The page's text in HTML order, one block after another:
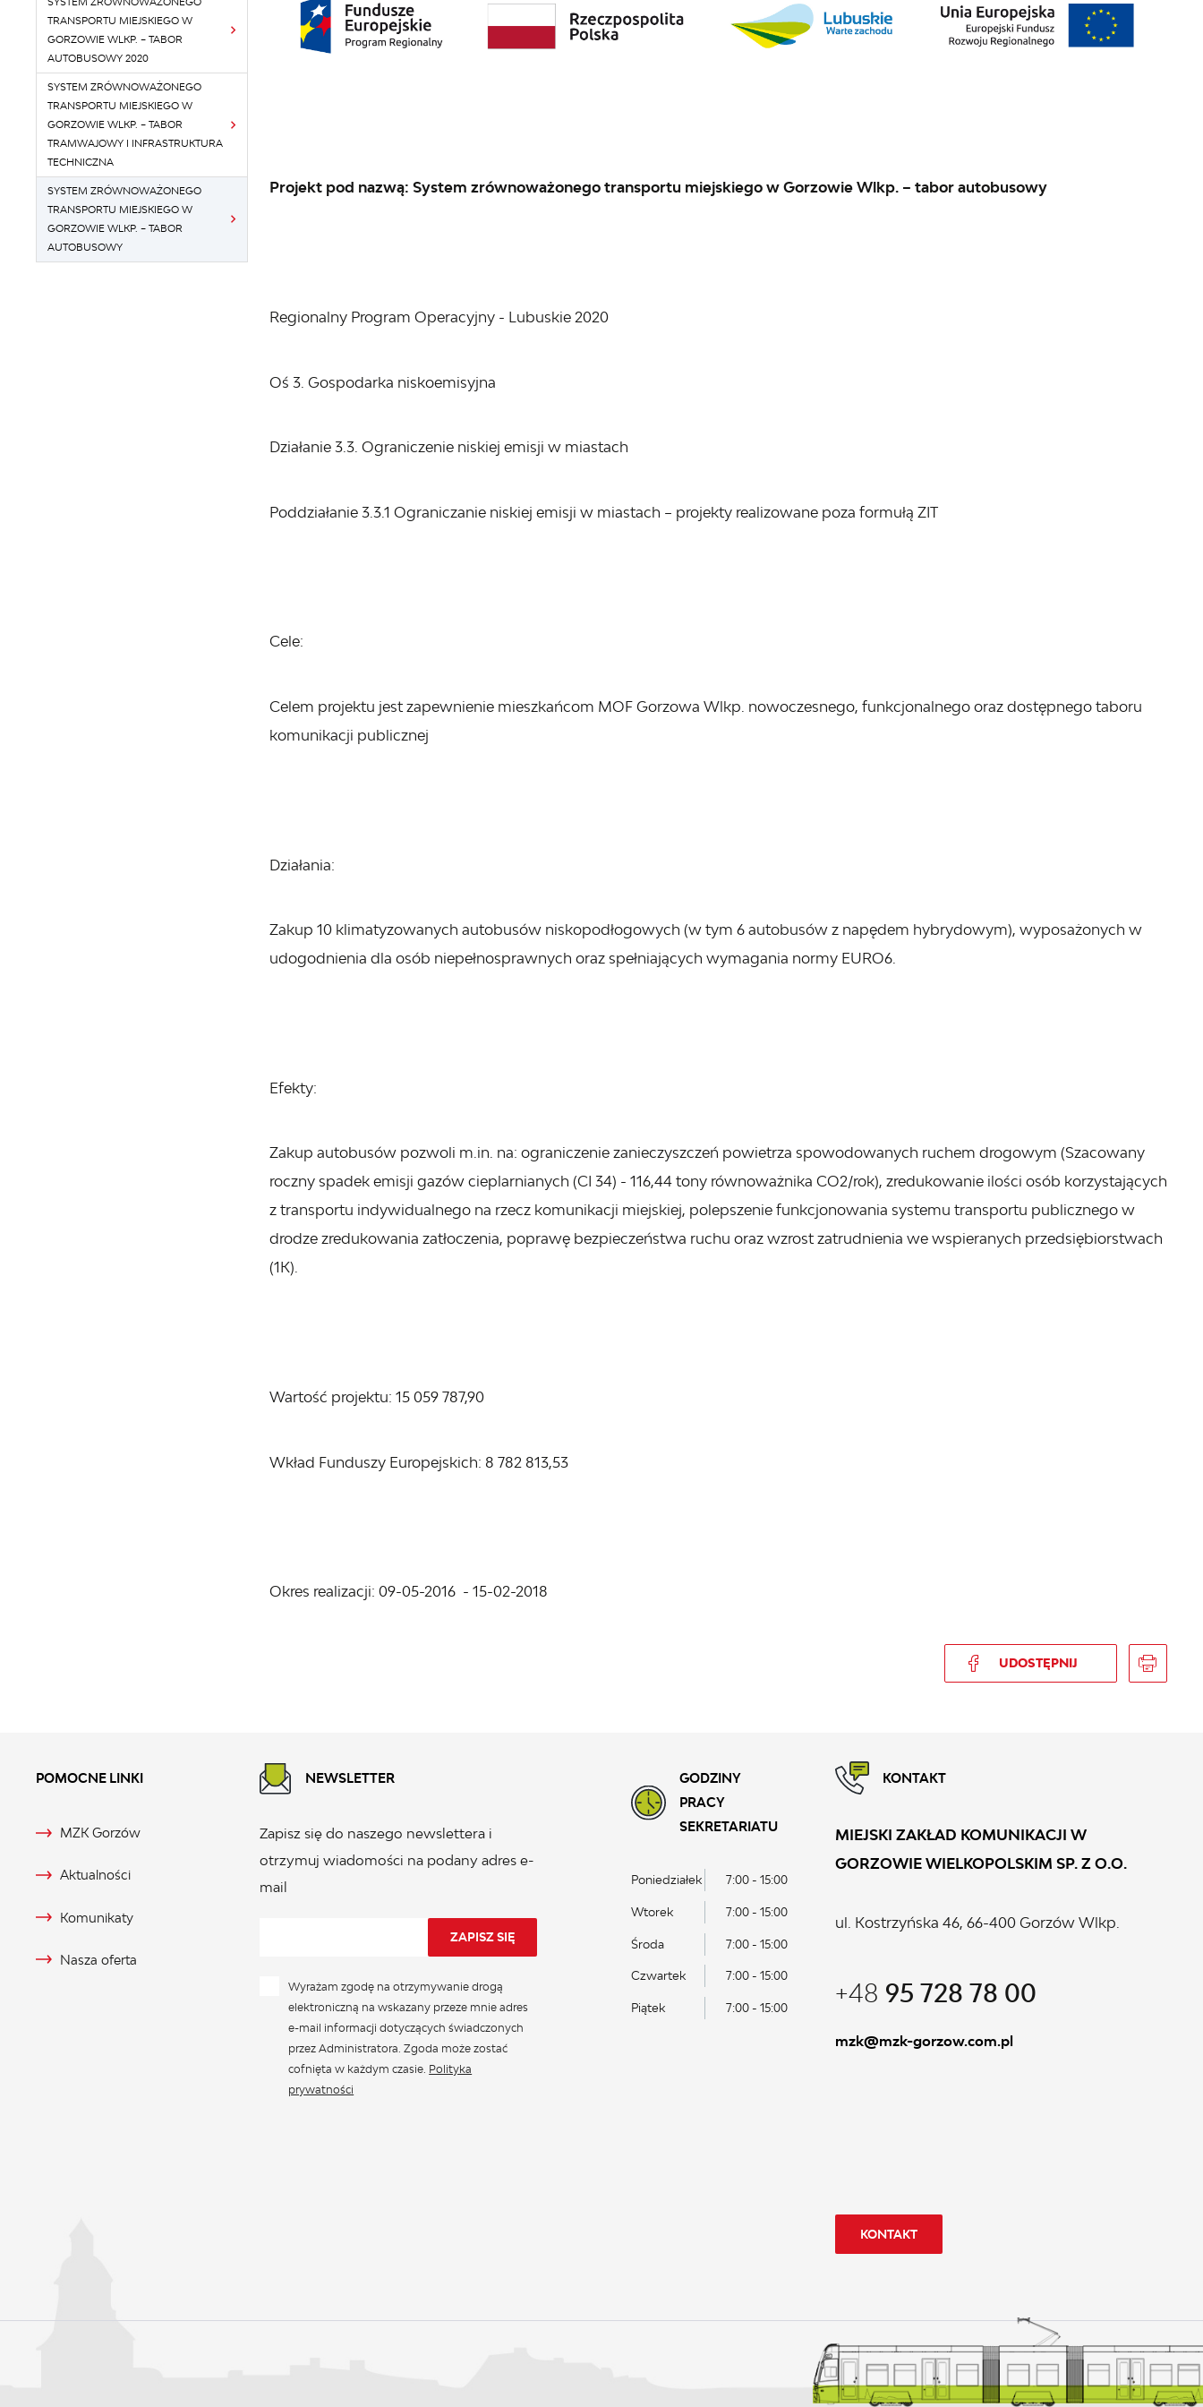
TRANSPORTU MIEJSKIEGO W
GORZOWIE WLKP. – TABOR
AUTOBUSOWY 2020
SYSTEM ZRÓWNOWAŻONEGO
TRANSPORTU MIEJSKIEGO W
GORZOWIE WLKP. – TABOR
TRAMWAJOWY I INFRASTRUKTURA
TECHNICZNA
SYSTEM ZRÓWNOWAŻONEGO
TRANSPORTU MIEJSKIEGO W
GORZOWIE WLKP. – TABOR
AUTOBUSOWY
Projekt pod nazwą: System zrównoważonego transportu miejskiego w Gorzowie Wlkp. – tabor autobusowy
Regionalny Program Operacyjny - Lubuskie 2020
Oś 3. Gospodarka niskoemisyjna
Działanie 3.3. Ograniczenie niskiej emisji w miastach
Poddziałanie 3.3.1 Ograniczanie niskiej emisji w miastach – projekty realizowane poza formułą ZIT
Cele:
Celem projektu jest zapewnienie mieszkańcom MOF Gorzowa Wlkp. nowoczesnego, funkcjonalnego oraz dostępnego taboru
komunikacji publicznej
Działania:
Zakup 10 klimatyzowanych autobusów niskopodłogowych (w tym 6 autobusów z napędem hybrydowym), wyposażonych w
udogodnienia dla osób niepełnosprawnych oraz spełniających wymagania normy EURO6.
Efekty:
Zakup autobusów pozwoli m.in. na: ograniczenie zanieczyszczeń powietrza spowodowanych ruchem drogowym (Szacowany
roczny spadek emisji gazów cieplarnianych (CI 34) - 116,44 tony równoważnika CO2/rok), zredukowanie ilości osób korzystających
z transportu indywidualnego na rzecz komunikacji miejskiej, polepszenie funkcjonowania systemu transportu publicznego w
drodze zredukowania zatłoczenia, poprawę bezpieczeństwa ruchu oraz wzrost zatrudnienia we wspieranych przedsiębiorstwach
(1K).
Wartość projektu: 15 059 787,90
Wkład Funduszy Europejskich: 8 782 813,53
Okres realizacji: 09-05-2016 - 15-02-2018
UDOSTĘPNIJ
POMOCNE LINKI
MZK Gorzów
Aktualności
Komunikaty
Nasza oferta
NEWSLETTER
Zapisz się do naszego newslettera i
otrzymuj wiadomości na podany adres e-
mail
Wyrażam zgodę na otrzymywanie drogą
elektroniczną na wskazany przeze mnie adres
e-mail informacji dotyczących świadczonych
przez Administratora. Zgoda może zostać
cofnięta w każdym czasie. Polityka
prywatności
GODZINY
PRACY
SEKRETARIATU
Poniedziałek 7:00 - 15:00
Wtorek 7:00 - 15:00
Środa 7:00 - 15:00
Czwartek 7:00 - 15:00
Piątek 7:00 - 15:00
KONTAKT
MIEJSKI ZAKŁAD KOMUNIKACJI W
GORZOWIE WIELKOPOLSKIM SP. Z O.O.
ul. Kostrzyńska 46, 66-400 Gorzów Wlkp.
+48 95 728 78 00
mzk@mzk-gorzow.com.pl
KONTAKT